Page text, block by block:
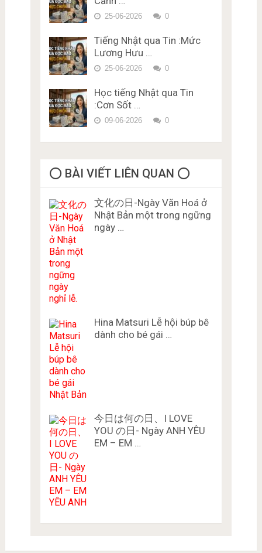
Phí Karimen 10 câu Đề 5
25-06-2026 0
Tiếng Nhật qua Tin :Mức
Lương Hưu …
25-06-2026 0
Học tiếng Nhật qua Tin
:Cơn Sốt …
09-06-2026 0
⭕️ BÀI VIẾT LIÊN QUAN ⭕️
文化の日-Ngày Văn Hoá ở
Nhật Bản một trong ngững
ngày …
Hina Matsuri Lễ hội búp bê
dành cho bé gái …
今日は何の日、I LOVE
YOU の日- Ngày ANH YÊU
EM – EM …